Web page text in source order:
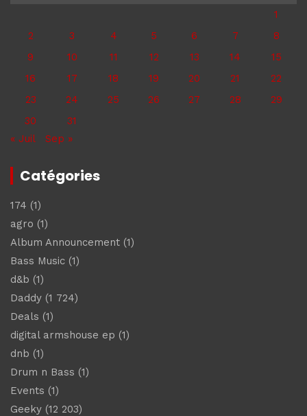
1
2
3 4 5 6 7
8
9
10 11 12 13 14
15
16
17 18 19 20 21
22
23
24 25 26 27 28
29
30
31
« Juil
Sep »
Catégories
174 (1)
agro (1)
Album Announcement (1)
Bass Music (1)
d&b (1)
Daddy (1 724)
Deals (1)
digital armshouse ep (1)
dnb (1)
Drum n Bass (1)
Events (1)
Geeky (12 203)